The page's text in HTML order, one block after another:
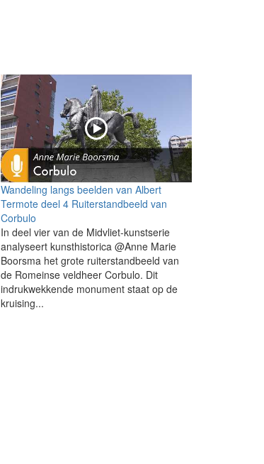
Wandeling langs beelden van Albert
Termote deel 4 Ruiterstandbeeld van
Corbulo
In deel vier van de Midvliet-kunstserie
analyseert kunsthistorica @Anne Marie
Boorsma het grote ruiterstandbeeld van
de Romeinse veldheer Corbulo. Dit
indrukwekkende monument staat op de
kruising...